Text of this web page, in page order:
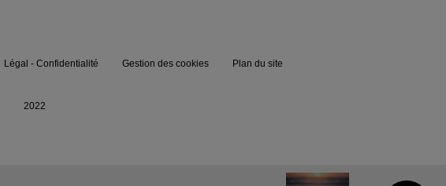
Légal - Confidentialité Gestion des cookies Plan du site
2022